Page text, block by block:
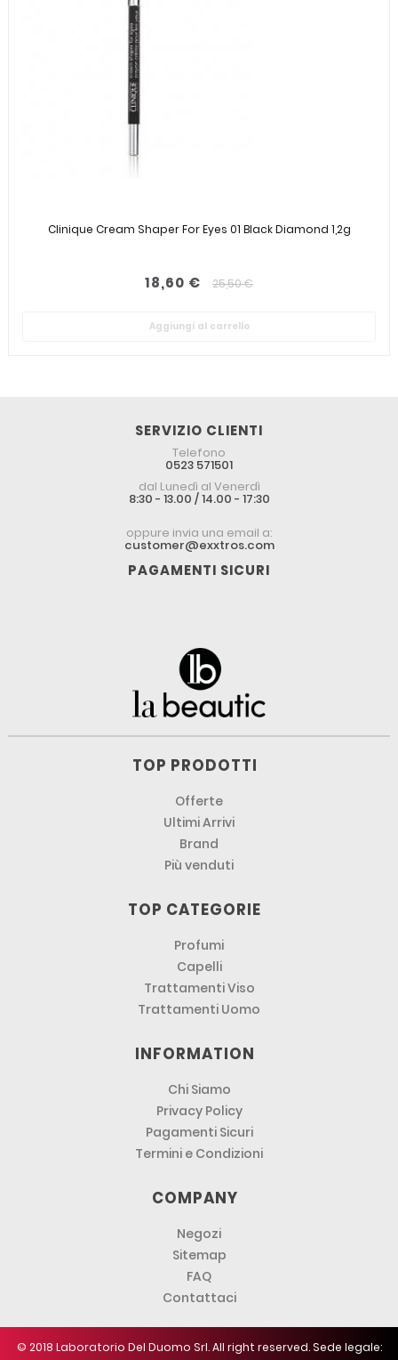
Clinique Cream Shaper For Eyes 01 Black Diamond 1,2g
18,60 € 25,50 €
Aggiungi al carrello
SERVIZIO CLIENTI
Telefono
0523 571501
dal Lunedì al Venerdì
8:30 - 13.00 / 14.00 - 17:30
oppure invia una email a:
customer@exxtros.com
PAGAMENTI SICURI
TOP PRODOTTI
Offerte
Ultimi Arrivi
Brand
Più venduti
TOP CATEGORIE
Profumi
Capelli
Trattamenti Viso
Trattamenti Uomo
INFORMATION
Chi Siamo
Privacy Policy
Pagamenti Sicuri
Termini e Condizioni
COMPANY
Negozi
Sitemap
FAQ
Contattaci
© 2018 Laboratorio Del Duomo Srl. All right reserved. Sede legale: